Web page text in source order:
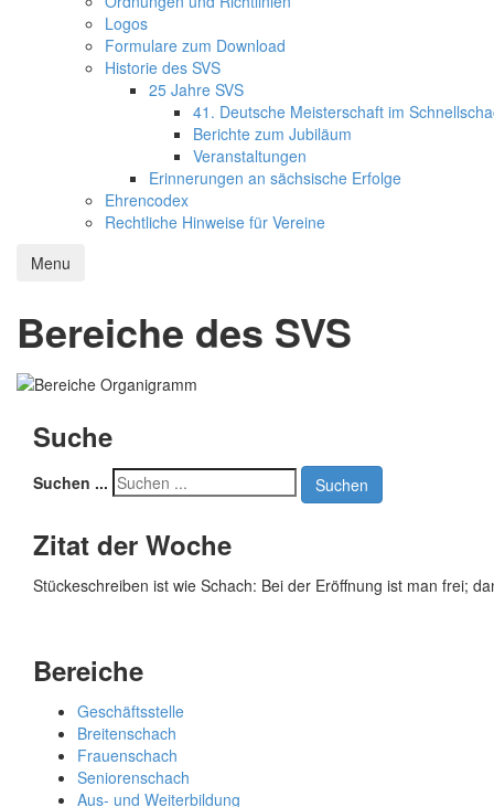
Logos
Formulare zum Download
Historie des SVS
25 Jahre SVS
41. Deutsche Meisterschaft im
Berichte zum Jubiläum
Veranstaltungen
Erinnerungen an sächsische Erfolge
Ehrencodex
Rechtliche Hinweise für Vereine
Menu
Bereiche des SVS
Suche
Suchen ... Suchen
Zitat der Woche
Stückeschreiben ist wie Schach: Bei der Eröffnung ist man frei;
Bereiche
Geschäftsstelle
Breitenschach
Frauenschach
Seniorenschach
Aus- und Weiterbildung